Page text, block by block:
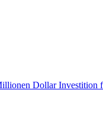
Dollar Investition